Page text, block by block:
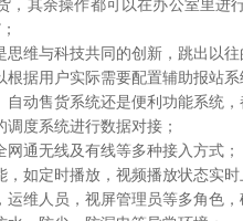
，其余操作都可以在办公室里进
维与科技共同的创新，跳出以
据用户实际需要配置辅助报站系
动售货系统还是便利功能系统
度系统进行数据对接；
通无线及有线等多种接入方式；
如定时播放，视频播放状态实
维人员，视屏管理员等多角色